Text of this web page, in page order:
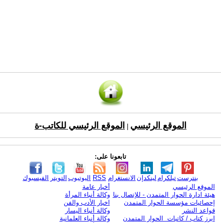
الموقع الرئيسي الموقع الرئيسي للكاتب-ة
تابعونا على:
الفيسبوك التويتر اليوتيوب RSS الانستغرام لينكدإن تيلكرامبنترست
الموقع الرئيسي
هيئة ادارة الحوار المتمدن - للإتصال بنا
إحصائيات مؤسسة الحوار المتمدن
قواعد النشر
ابرز كتاب / كاتبات الحوار المتمدن
أخبار عامة
وكالة أنباء المرأة
اخبار الأدب والفن
وكالة أنباء اليسار
وكالة أنباء العلمانية